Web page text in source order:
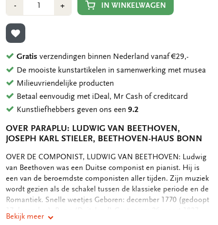
-Min
1
+Plus
1
IN WINKELWAGEN
TOEVOEGEN AAN VERLANGLIJST
Gratis verzendingen binnen Nederland vanaf €29,-
De mooiste kunstartikelen in samenwerking met musea
Milieuvriendelijke producten
Betaal eenvoudig met iDeal, Mr Cash of creditcard
Kunstliefhebbers geven ons een9.2
OVER PARAPLU: LUDWIG VAN BEETHOVEN,
JOSEPH KARL STIELER, BEETHOVEN-HAUS BONN
OMSCHRIJVING
OVER DE COMPONIST, LUDWIG VAN BEETHOVEN: Ludwig
van Beethoven was een Duitse componist en pianist. Hij is
een van de beroemdste componisten aller tijden. Zijn muziek
wordt gezien als de schakel tussen de klassieke periode en de
Romantiek. Snelle weetjes Geboren: december 1770 (gedoopt
Wenen (Oostenrijk) Relaties: nooit getrouwd. Had voogdij
Bekijk meer